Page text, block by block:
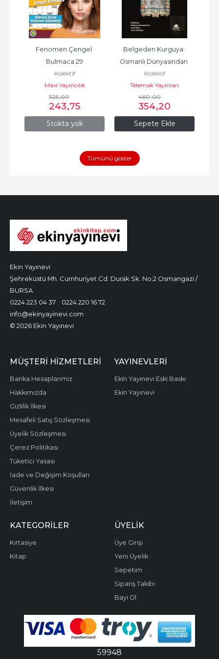
Stokta yok
Fenomen Çengel
Bulmaca 29
Kolektif
Maxi Yayıncılık
325,00
243,75
Sepete Ekle
Belgeden Kurguya:
Osmanlı Dünyasından
Anlatılar ve Tarihyazımı
Tartışmaları
Kolektif
Telemak Yayınları
460,00
354,20
Tümünü göster
Ekin Yayınevi
Şehreküstü Mh. Cumhuriyet Cd. Durak Sk. No:2 Osmangazi /
BURSA
0224 223 04 37
0224 220 16 72
info@ekinyayinevi.com
© 2026 Ekin Yayınevi
MÜŞTERI HIZMETLERI
Banka Hesaplarımız
Hakkımızda
Gizlilik İlkesi
Mesafeli Satış Sözleşmesi
Üyelik Sözleşmesi
Çerez Politikası
Tüketici Yasası
İade ve Değişim Koşulları
Güvenlik İlkesi
İletişim
YAYINEVLERI
Ekin Yayınevi Eski Baskı
Ekin Yayınevi
KATEGORILER
Kırtasiye
Kitap
ÜYELIK
Üye Girişi
Yeni Üyelik
Sepetim
Sipariş Takibi
Bayi Ol
59948